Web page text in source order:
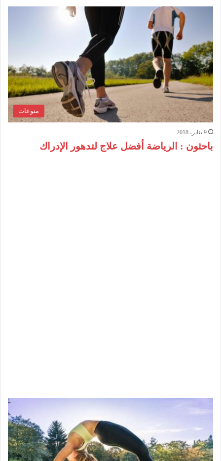
منوعات
9 يناير، 2018
باحثون : الرياضة أفضل علاج لتدهور الإدراك